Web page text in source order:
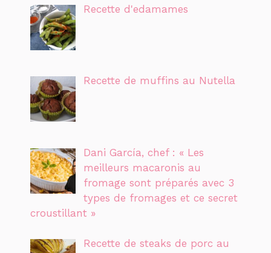
Recette d'edamames
Recette de muffins au Nutella
Dani García, chef : « Les
meilleurs macaronis au
fromage sont préparés avec 3
types de fromages et ce secret
croustillant »
Recette de steaks de porc au